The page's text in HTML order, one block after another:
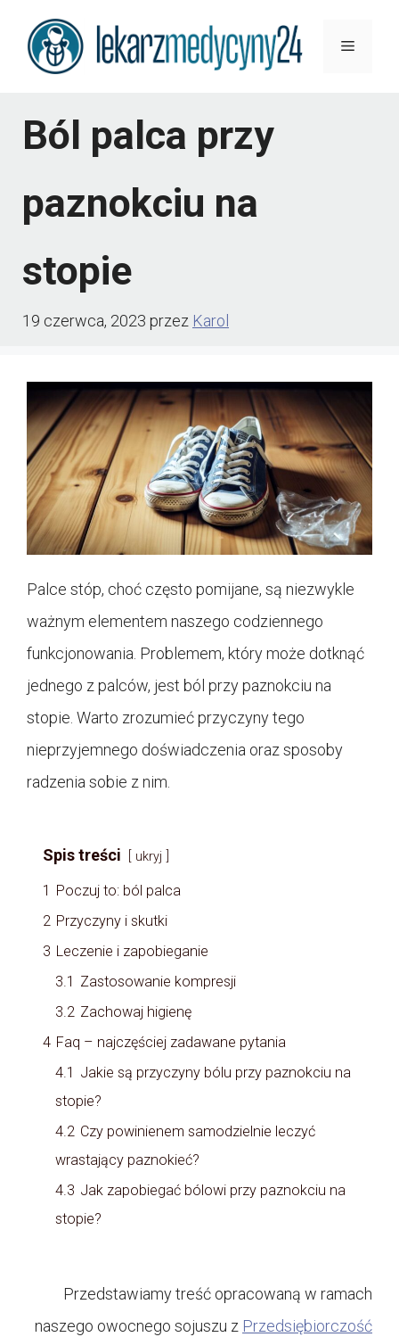
Przejdź
Menu
Ból palca przy
paznokciu na
stopie
19 czerwca, 2023 przez Karol
Palce stóp, choć często pomijane, są niezwykle
ważnym elementem naszego codziennego
funkcjonowania. Problemem, który może dotknąć
jednego z palców, jest ból przy paznokciu na
stopie. Warto zrozumieć przyczyny tego
nieprzyjemnego doświadczenia oraz sposoby
radzenia sobie z nim.
Spis treści ukryj
1
Poczuj to: ból palca
2 Przyczyny i skutki
3 Leczenie i zapobieganie
3.1 Zastosowanie kompresji
3.2 Zachowaj higienę
4 Faq – najczęściej zadawane pytania
4.1 Jakie są przyczyny bólu przy paznokciu na
stopie?
4.2 Czy powinienem samodzielnie leczyć
wrastający paznokieć?
4.3 Jak zapobiegać bólowi przy paznokciu na
stopie?
Przedstawiamy treść opracowaną w ramach
naszego owocnego sojuszu z Przedsiębiorczość